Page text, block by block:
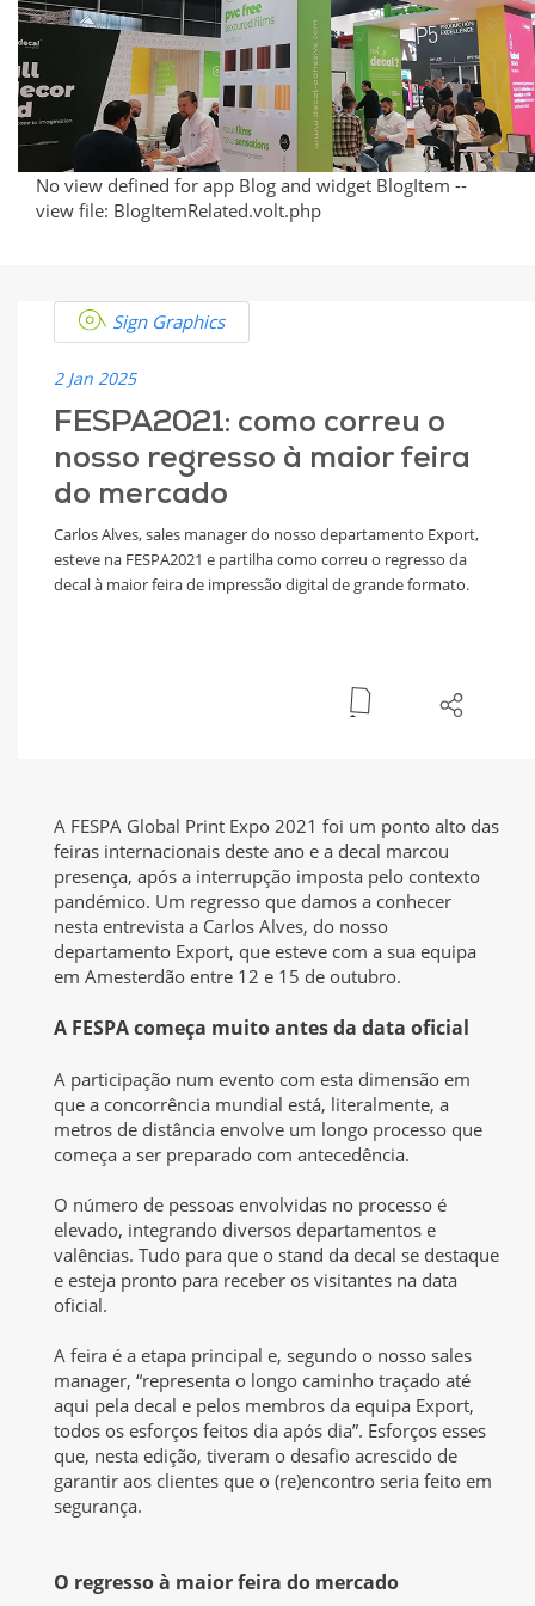
No view defined for app Blog and widget BlogItem --
view file: BlogItemRelated.volt.php
Sign Graphics
2 Jan 2025
FESPA2021: como correu o
nosso regresso à maior feira
do mercado
Carlos Alves, sales manager do nosso departamento Export,
esteve na FESPA2021 e partilha como correu o regresso da
decal à maior feira de impressão digital de grande formato.
A FESPA Global Print Expo 2021 foi um ponto alto das
feiras internacionais deste ano e a decal marcou
presença, após a interrupção imposta pelo contexto
pandémico. Um regresso que damos a conhecer
nesta entrevista a Carlos Alves, do nosso
departamento Export, que esteve com a sua equipa
em Amesterdão entre 12 e 15 de outubro.
A FESPA começa muito antes da data oficial
A participação num evento com esta dimensão em
que a concorrência mundial está, literalmente, a
metros de distância envolve um longo processo que
começa a ser preparado com antecedência.
O número de pessoas envolvidas no processo é
elevado, integrando diversos departamentos e
valências. Tudo para que o stand da decal se destaque
e esteja pronto para receber os visitantes na data
oficial.
A feira é a etapa principal e, segundo o nosso sales
manager, “representa o longo caminho traçado até
aqui pela decal e pelos membros da equipa Export,
todos os esforços feitos dia após dia”. Esforços esses
que, nesta edição, tiveram o desafio acrescido de
garantir aos clientes que o (re)encontro seria feito em
segurança.
O regresso à maior feira do mercado
the
International
Stage
the
Event